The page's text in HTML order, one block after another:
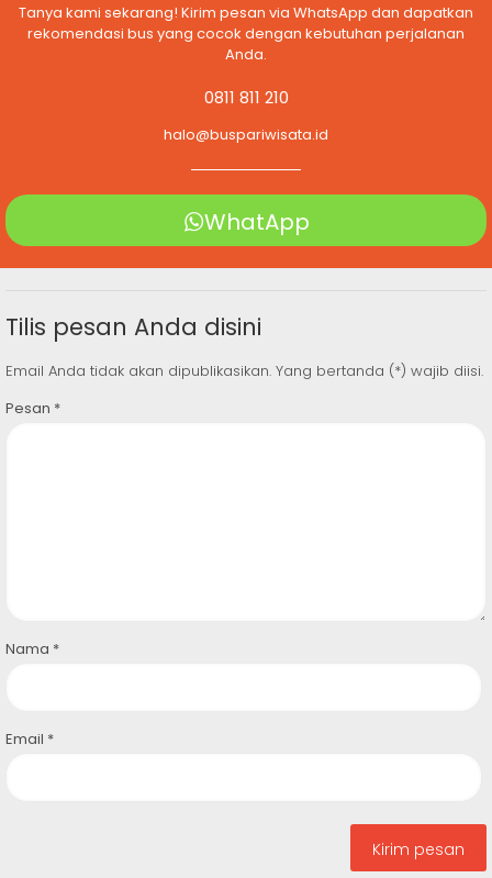
Tanya kami sekarang! Kirim pesan via WhatsApp dan dapatkan
rekomendasi bus yang cocok dengan kebutuhan perjalanan
Anda.
0811 811 210
halo@buspariwisata.id
WhatApp
Tilis pesan Anda disini
Email Anda tidak akan dipublikasikan. Yang bertanda (*) wajib diisi.
Pesan *
Nama *
Email *